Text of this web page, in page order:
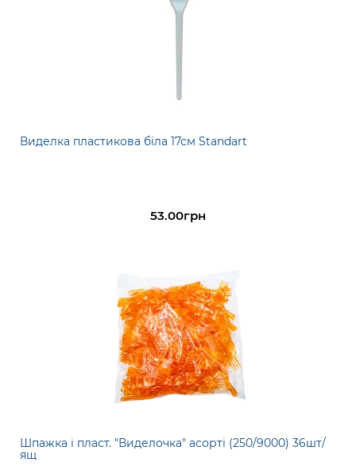
Виделка пластикова біла 17см Standart
53.00грн
Шпажка і пласт. "Виделочка" асорті (250/9000) 36шт/
ящ